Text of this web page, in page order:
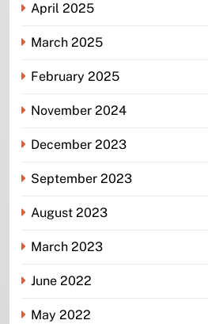
April 2025
March 2025
February 2025
November 2024
December 2023
September 2023
August 2023
March 2023
June 2022
May 2022